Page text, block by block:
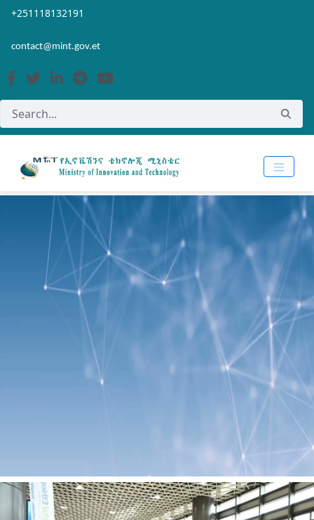
Skip to Main Content
Open Accessibility Menu
+251118132191
contact@mint.gov.et